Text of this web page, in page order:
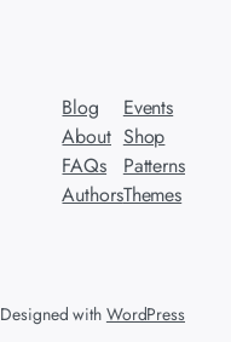
Blog
About
FAQs
Authors
Events
Shop
Patterns
Themes
Designed with WordPress